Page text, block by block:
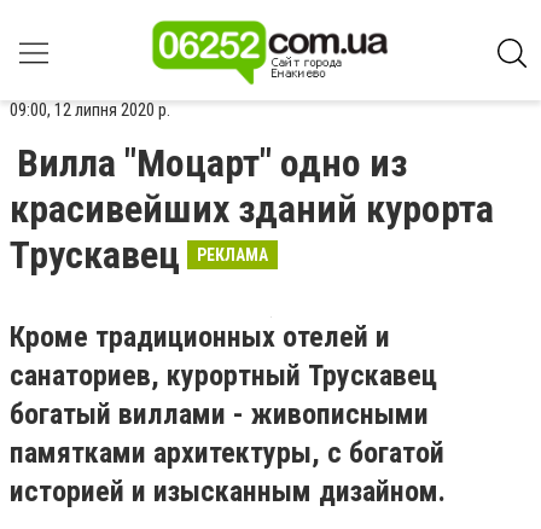
09:00, 12 липня 2020 р.
Вилла "Моцарт" одно из
красивейших зданий курорта
Трускавец
РЕКЛАМА
Кроме традиционных отелей и
санаториев, курортный Трускавец
богатый виллами - живописными
памятками архитектуры, с богатой
историей и изысканным дизайном.